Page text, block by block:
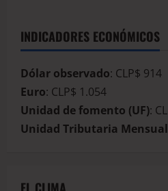
INDICADORES ECONÓMICOS
Dólar observado: CLP$ 914
Euro: CLP$ 1.054
Unidad de fomento (UF):
Unidad Tributaria Mensual
EL CLIMA